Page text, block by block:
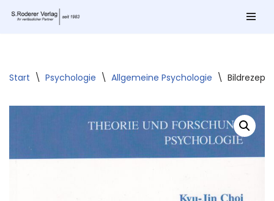
Start \ Psychologie \ Allgemeine Psychologie \